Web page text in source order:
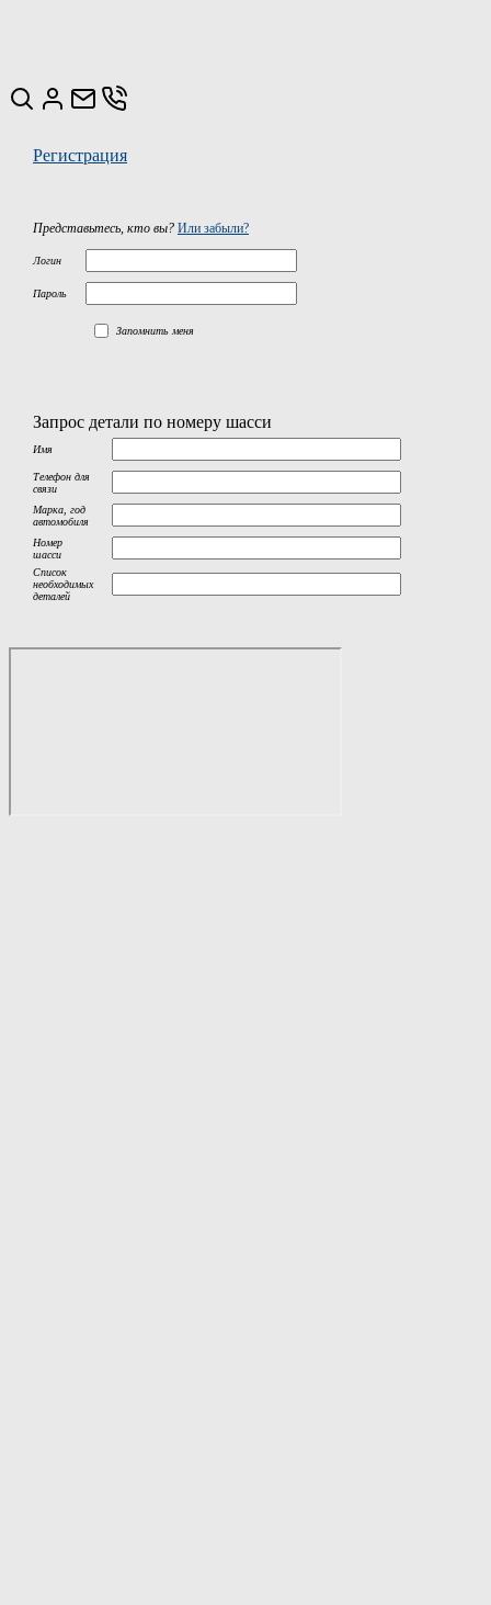
Регистрация
Представьтесь, кто вы? Или забыли?
Логин
Пароль
Запомнить меня
Запрос детали по номеру шасси
Имя
Телефон для
связи
Марка, год
автомобиля
Номер
шасси
Список
необходимых
деталей